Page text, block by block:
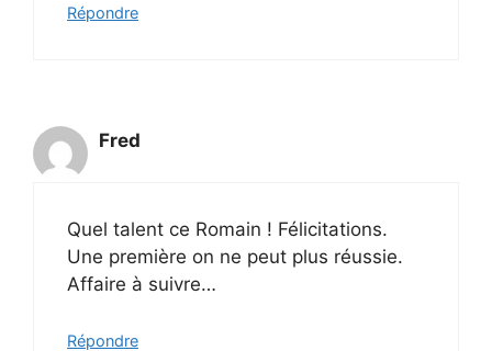
Répondre
Fred
Quel talent ce Romain ! Félicitations.
Une première on ne peut plus réussie.
Affaire à suivre…
Répondre